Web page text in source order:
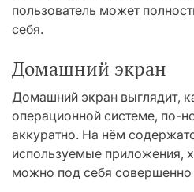
пользователь может
себя.
Домашний экран
Домашний экран выглядит,
операционной системе, по-
аккуратно. На нём
используемые приложения,
можно под себя